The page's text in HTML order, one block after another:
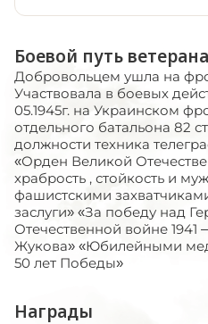
Боевой путь ветерана
Добровольцем ушла на
Участвовала в боевых
05.1945г.​ на​ Украинском
отдельного батальона 82
должности техника
«Орден Великой
храбрость , стойкость​ и
фашистскими
заслуги» «За победу над
Отечественной войне 1941
Жукова» «Юбилейными
50 лет Победы»
Награды